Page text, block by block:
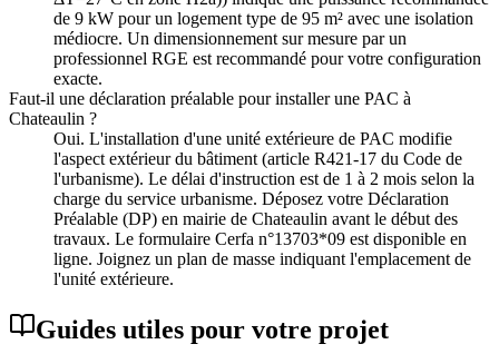
de 9 kW pour un logement type de 95 m² avec une isolation
médiocre. Un dimensionnement sur mesure par un
professionnel RGE est recommandé pour votre configuration
exacte.
Faut-il une déclaration préalable pour installer une PAC à
Chateaulin ?
Oui. L'installation d'une unité extérieure de PAC modifie
l'aspect extérieur du bâtiment (article R421-17 du Code de
l'urbanisme). Le délai d'instruction est de 1 à 2 mois selon la
charge du service urbanisme. Déposez votre Déclaration
Préalable (DP) en mairie de Chateaulin avant le début des
travaux. Le formulaire Cerfa n°13703*09 est disponible en
ligne. Joignez un plan de masse indiquant l'emplacement de
l'unité extérieure.
Guides utiles pour votre projet